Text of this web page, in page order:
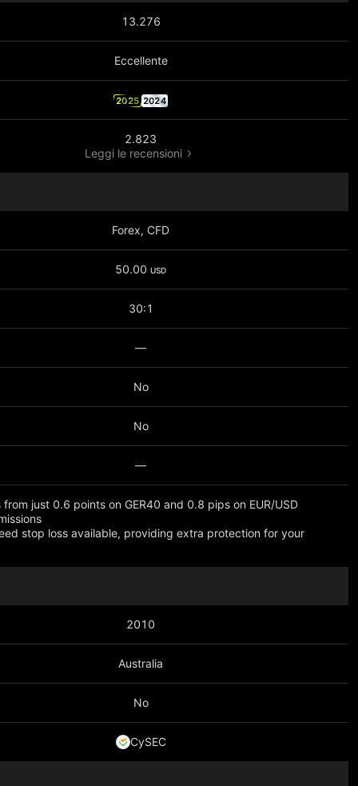
13.276
Eccellente
2025 2024
2.823
Leggi le recensioni
Forex, CFD
50.00 USD
30:1
—
No
No
—
from just 0.6 points on GER40 and 0.8 pips on EUR/USD
stop loss available, providing extra protection for your
2010
Australia
No
CySEC